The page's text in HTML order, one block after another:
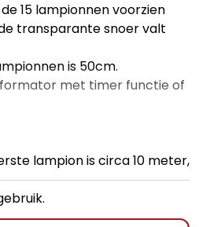
15 lampionnen voorzien
transparante snoer valt
is 50cm.
met timer functie of
lampion is circa 10 meter,